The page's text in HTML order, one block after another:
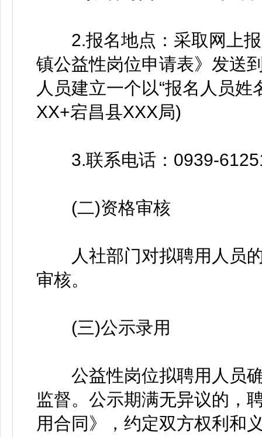
2.报名地点：采取网上报
镇公益性岗位申请表》发送
人员建立一个以“报名人员
XX+宕昌县XXX局)
3.联系电话：0939-
(二)资格审核
人社部门对拟聘用人员的
审核。
(三)公示录用
公益性岗位拟聘用人员确
监督。公示期满无异议的，
用合同》，约定双方权利和